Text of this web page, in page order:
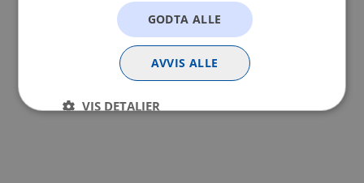
GODTA ALLE
AVVIS ALLE
VIS DETALJER